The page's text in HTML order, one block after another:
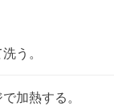
う。
加熱する。